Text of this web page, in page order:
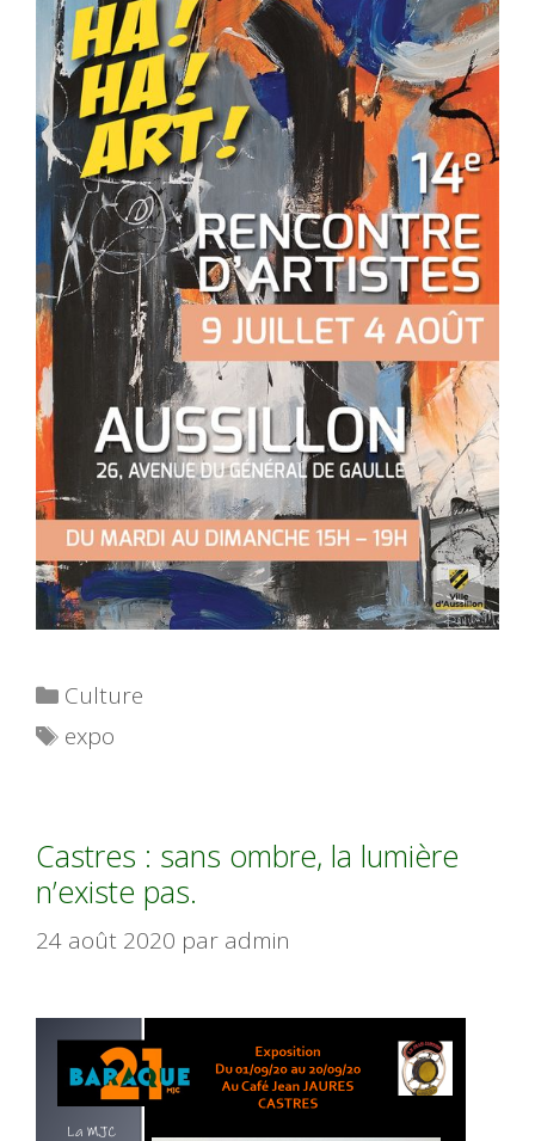
Catégories
Culture
Étiquettes
expo
Castres : sans ombre, la lumière
n’existe pas.
24 août 2020 par admin